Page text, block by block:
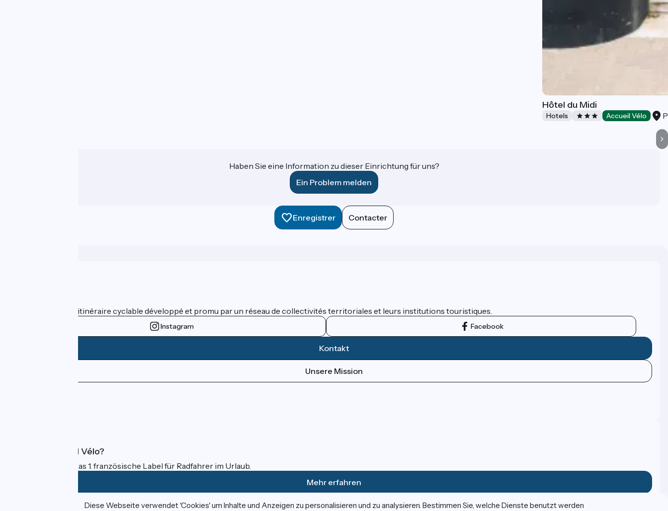
Hôtel du Midi
Hotels Accueil Vélo
Haben Sie eine Information zu dieser Einrichtung für uns?
Ein Problem melden
Enregistrer Contacter
ViaRhôna est un itinéraire cyclable développé et promu par un réseau de collectivités territoriales et leurs institutions touristiques.
Instagram Facebook
Kontakt
Unsere Mission
Was ist Accueil Vélo?
Accueil Vélo ist das 1. französische Label für Radfahrer im Urlaub.
Mehr erfahren
Gefördert im Rahmen von Destination France
Diese Webseite verwendet 'Cookies' um Inhalte und Anzeigen zu personalisieren und zu analysieren. Bestimmen Sie, welche Dienste benutzt werden